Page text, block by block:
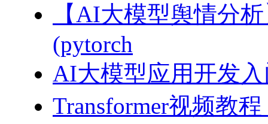
【AI大模型舆情分
(pytorch
AI大模型应用开发入
Transformer视频教